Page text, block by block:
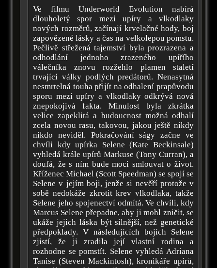
Ve filmu Underworld Evolution nabírá
dlouholetý spor mezi upíry a vlkodlaky
nových rozměrů, začínají krvelačné hody, boj
zapovězené lásky a čas na velkolepou pomstu.
Pečlivě střežená tajemství byla prozrazena a
odhodlání jednoho zrazeného upířího
válečníka znovu rozžehlo plamen staletí
trvající války podlých predátorů. Nenasytná
nesmrtelná touha přijít na odhalení prapůvodu
sporu mezi upíry a vlkodlaky odkrývá nová
znepokojivá fakta. Minulost byla zkrátka
velice zapeklitá a budoucnost možná odhalí
zcela novou rasu, takovou, jakou ještě nikdy
nikdo neviděl. Pokračování ságy začne ve
chvíli kdy upírka Selene (Kate Beckinsale)
vyhledá krále upírů Markuse (Tony Curran), a
doufá, že s ním bude moci smlouvat o život.
Kříženec Michael (Scott Speedman) se spojí se
Selene v jejím boji, jenže si nevěří protože v
sobě nedokáže zkrotit krev vlkodlaka, takže
Selene jeho spojenectví odmítá. Ve chvíli, kdy
Marcus Selene přepadne, aby ji mohl zničit, se
ukáže jejich láska být silnější, než genetické
předpoklady. V následujících bojích Selene
zjistí, že ji zradila její vlastní rodina a
rozhodne se pomstít. Selene vyhledá Adriana
Tanise (Steven Mackintosh), kronikáře upírů,